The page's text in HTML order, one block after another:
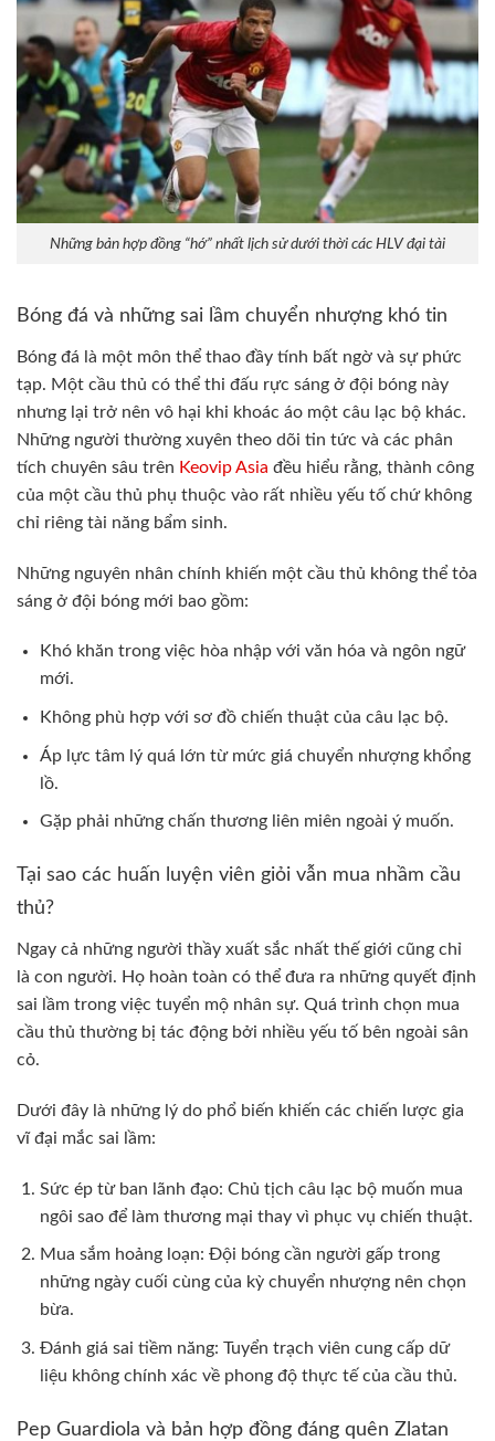
Những bản hợp đồng “hớ” nhất lịch sử dưới thời các HLV đại tài
Bóng đá và những sai lầm chuyển nhượng khó tin
Bóng đá là một môn thể thao đầy tính bất ngờ và sự phức
tạp. Một cầu thủ có thể thi đấu rực sáng ở đội bóng này
nhưng lại trở nên vô hại khi khoác áo một câu lạc bộ khác.
Những người thường xuyên theo dõi tin tức và các phân
tích chuyên sâu trên Keovip Asia đều hiểu rằng, thành công
của một cầu thủ phụ thuộc vào rất nhiều yếu tố chứ không
chỉ riêng tài năng bẩm sinh.
Những nguyên nhân chính khiến một cầu thủ không thể tỏa
sáng ở đội bóng mới bao gồm:
Khó khăn trong việc hòa nhập với văn hóa và ngôn ngữ
mới.
Không phù hợp với sơ đồ chiến thuật của câu lạc bộ.
Áp lực tâm lý quá lớn từ mức giá chuyển nhượng khổng
lồ.
Gặp phải những chấn thương liên miên ngoài ý muốn.
Tại sao các huấn luyện viên giỏi vẫn mua nhầm cầu
thủ?
Ngay cả những người thầy xuất sắc nhất thế giới cũng chỉ
là con người. Họ hoàn toàn có thể đưa ra những quyết định
sai lầm trong việc tuyển mộ nhân sự. Quá trình chọn mua
cầu thủ thường bị tác động bởi nhiều yếu tố bên ngoài sân
cỏ.
Dưới đây là những lý do phổ biến khiến các chiến lược gia
vĩ đại mắc sai lầm:
Sức ép từ ban lãnh đạo: Chủ tịch câu lạc bộ muốn mua
ngôi sao để làm thương mại thay vì phục vụ chiến thuật.
Mua sắm hoảng loạn: Đội bóng cần người gấp trong
những ngày cuối cùng của kỳ chuyển nhượng nên chọn
bừa.
Đánh giá sai tiềm năng: Tuyển trạch viên cung cấp dữ
liệu không chính xác về phong độ thực tế của cầu thủ.
Pep Guardiola và bản hợp đồng đáng quên Zlatan